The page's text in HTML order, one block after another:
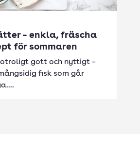
– enkla, fräscha
för sommaren
gott och nyttigt –
fisk som går